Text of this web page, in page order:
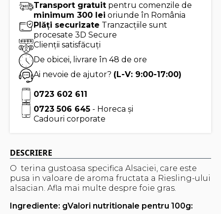
Transport gratuit pentru comenzile de
minimum 300 lei oriunde în România
Plăți securizate Tranzacțiile sunt
procesate 3D Secure
Clienții satisfăcuți
De obicei, livrare în 48 de ore
Ai nevoie de ajutor? (L-V: 9:00-17:00)
0723 602 611
0723 506 645 - Horeca și
Cadouri corporate
DESCRIERE
O terina gustoasa specifica Alsaciei, care este
pusa in valoare de aroma fructata a Riesling-ului
alsacian. Afla mai multe despre foie gras.
Ingrediente: gValori nutritionale pentru 100g: